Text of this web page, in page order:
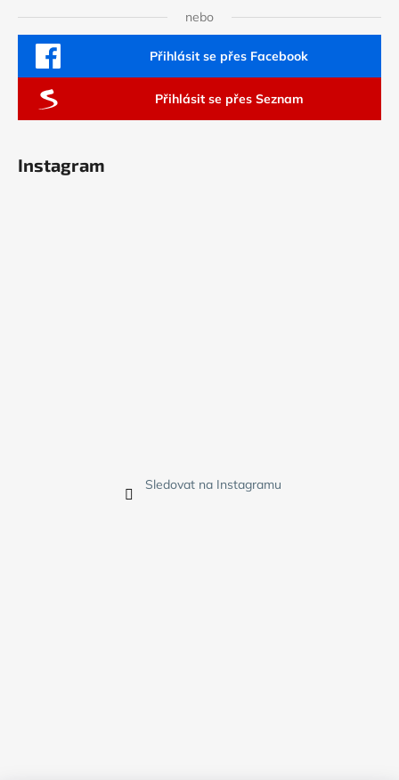
nebo
Přihlásit se přes Facebook
Přihlásit se přes Seznam
Instagram
Sledovat na Instagramu